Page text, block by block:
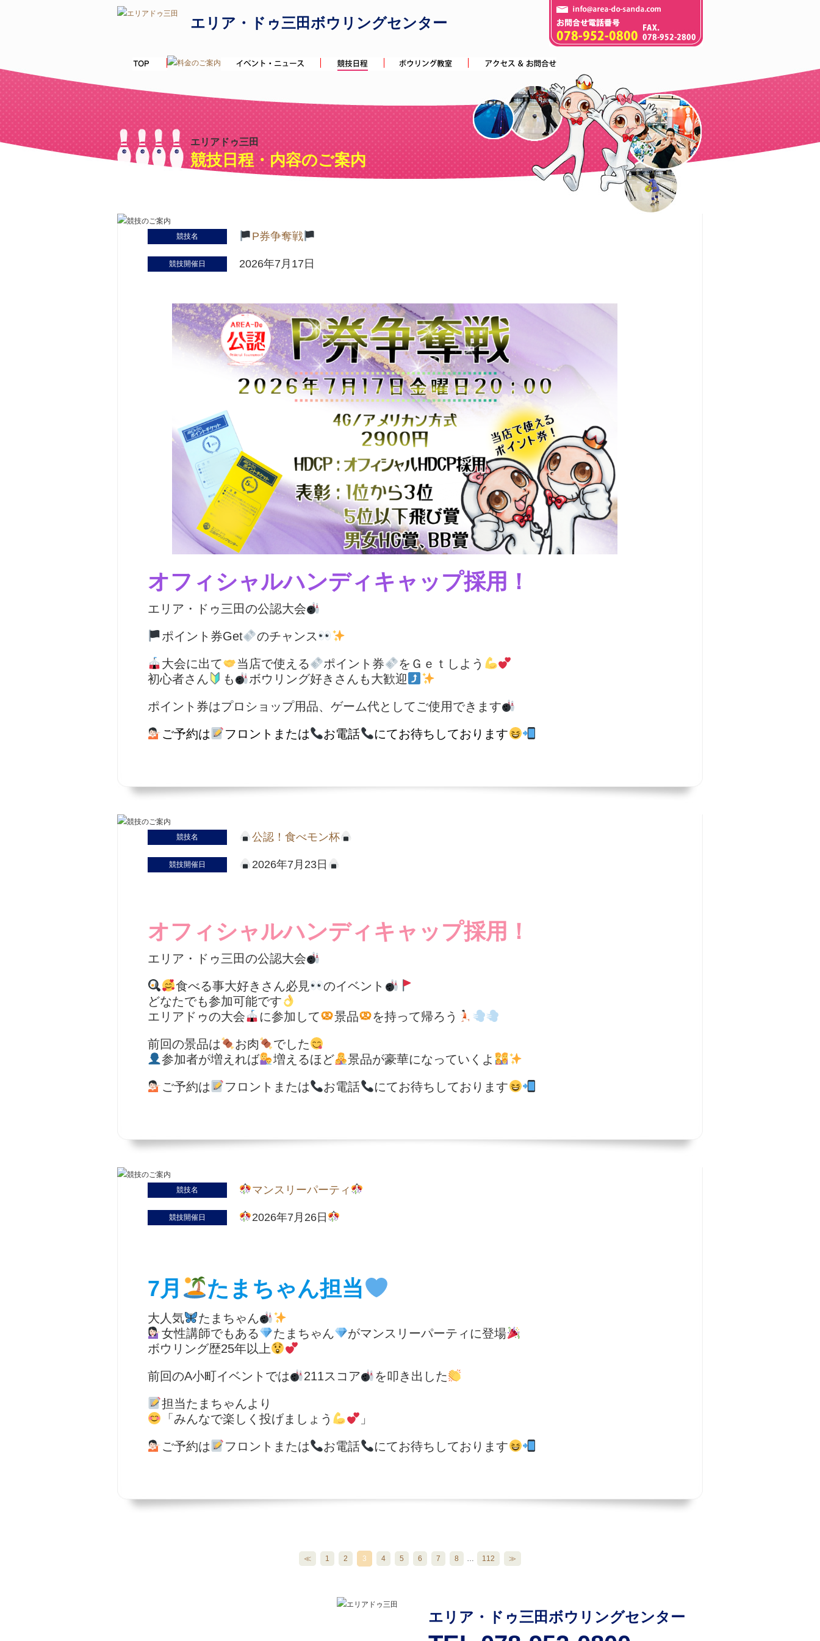
エリア・ドゥ三田ボウリングセンター
エリアドゥ三田
競技日程・内容のご案内
競技名 P券争奪戦
競技開催日 2026年7月17日
オフィシャルハンディキャップ採用！
エリア・ドゥ三田の公認大会
ポイント券Get のチャンス
大会に出て 当店で使える ポイント券
をＧｅｔしよう
初心者さん
も ボウリング好きさんも大歓迎
ポイント券はプロショップ用品、ゲーム代としてご使用できます
ご予約は フロントまたは お電話 にてお待ちしております
競技名 公認！食べモン杯
競技開催日 2026年7月23日
オフィシャルハンディキャップ採用！
エリア・ドゥ三田の公認大会
食べる事大好きさん必見
のイベント
どなたでも参加可能です
エリアドゥの大会
に参加して 景品 を持って帰ろう
前回の景品は お肉
でした
参加者が増えれば
増えるほど 景品が豪華になっていくよ
ご予約は フロントまたは お電話 にてお待ちしております
競技名 マンスリーパーティ
競技開催日 2026年7月26日
7月 たまちゃん担当
大人気
たまちゃん
女性講師でもある
たまちゃん
がマンスリーパーティに登場
ボウリング歴25年以上
前回のA小町イベントでは 211スコア を叩き出した
担当たまちゃんより
「みんなで楽しく投げましょう
」
ご予約は フロントまたは お電話 にてお待ちしております
≪ 1 2 3 4 5 6 7 8 112 ≫
エリア・ドゥ三田ボウリングセンター